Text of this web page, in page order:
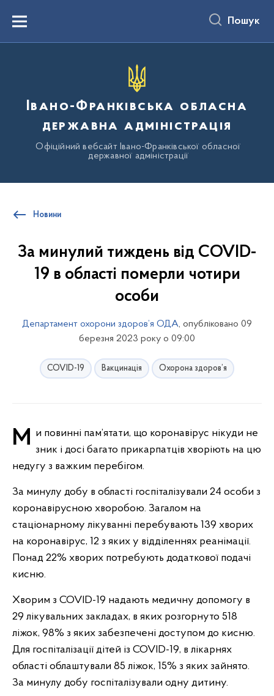
вмістуMenu Пошук
Івано-Франківська обласна
державна адміністрація
Офіційний вебсайт Івано-Франківської обласної
державної адміністрації
Новини
За минулий тиждень від СOVID-
19 в області померли чотири
особи
Департамент охорони здоров’я ОДА, опубліковано 09
березня 2023 року о 09:00
COVID-19 Вакцинація Охорона здоров’я
Ми повинні пам’ятати, що коронавірус нікуди не зник і досі багато прикарпатців хворіють на цю
недугу з важким перебігом.
За минулу добу в області госпіталізували 24 особи з
коронавірусною хворобою. Загалом на
стаціонарному лікуванні перебувають 139 хворих
на коронавірус, 12 з яких у відділеннях реанімації.
Понад 22% хворих потребують додаткової подачі
кисню.
Хворим з COVID-19 надають медичну допомогу в
29 лікувальних закладах, в яких розгорнуто 518
ліжок, 98% з яких забезпечені доступом до кисню.
Для госпіталізації дітей із COVID-19, в лікарнях
області облаштували 85 ліжок, 15% з яких зайнято.
За минулу добу госпіталізували одну дитину.